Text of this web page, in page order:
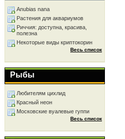
Anubias nana
Растения для аквариумов
Риччия: доступна, красива,
полезна
Некоторые виды криптокорин
Весь список
Рыбы
Любителям цихлид
Красный неон
Московские вуалевые гуппи
Весь список